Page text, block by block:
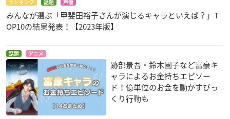
ランキング 話題 声優
みんなが選ぶ「甲斐田裕子さんが演じるキャラといえば？」T
OP10の結果発表！【2023年版】
話題 アニメ
跡部景吾・鈴木園子など富豪キ
ャラによるお金持ちエピソー
ド！億単位のお金を動かすびっ
くり行動も